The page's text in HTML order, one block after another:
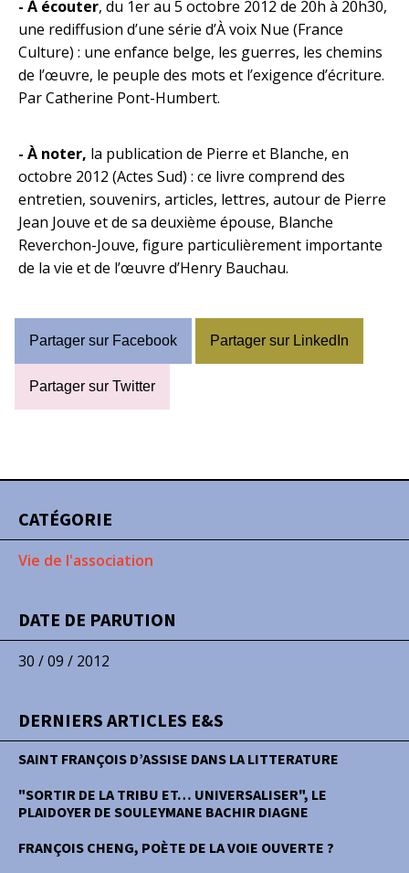
CATÉGORIE
Vie de l'association
DATE DE PARUTION
30 / 09 / 2012
DERNIERS ARTICLES E&S
SAINT FRANÇOIS D’ASSISE DANS LA LITTERATURE
"SORTIR DE LA TRIBU ET… UNIVERSALISER", LE
PLAIDOYER DE SOULEYMANE BACHIR DIAGNE
FRANÇOIS CHENG, POÈTE DE LA VOIE OUVERTE ?
- À écouter, du 1er au 5 octobre 2012 de 20h à 20h30,
une rediffusion d’une série d’À voix Nue (France
Culture) : une enfance belge, les guerres, les chemins
de l’œuvre, le peuple des mots et l’exigence d’écriture.
Par Catherine Pont-Humbert.
- À noter, la publication de Pierre et Blanche, en
octobre 2012 (Actes Sud) : ce livre comprend des
entretien, souvenirs, articles, lettres, autour de Pierre
Jean Jouve et de sa deuxième épouse, Blanche
Reverchon-Jouve, figure particulièrement importante
de la vie et de l’œuvre d’Henry Bauchau.
Partager sur Facebook Partager sur LinkedIn
Partager sur Twitter